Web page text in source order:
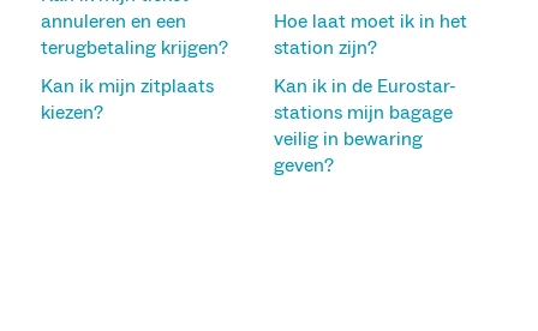
annuleren en een
terugbetaling krijgen?
Kan ik mijn zitplaats
kiezen?
Hoe laat moet ik in het
station zijn?
Kan ik in de Eurostar-
stations mijn bagage
veilig in bewaring
geven?